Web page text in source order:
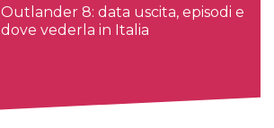
Outlander 8: data uscita, episodi e
dove vederla in Italia